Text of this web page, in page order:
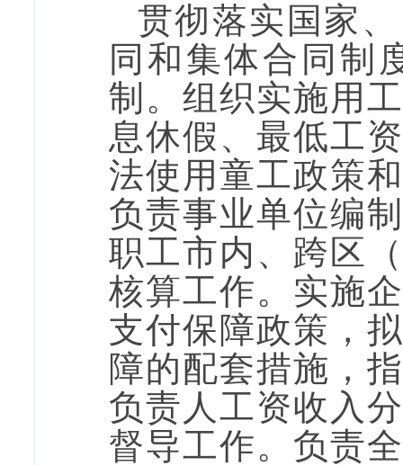
贯彻落实国家
同和集体合同制
制。组织实施用
息休假、最低工
法使用童工政策
负责事业单位编
职工市内、跨区
核算工作。实施
支付保障政策，
障的配套措施，
负责人工资收入
督导工作。负责